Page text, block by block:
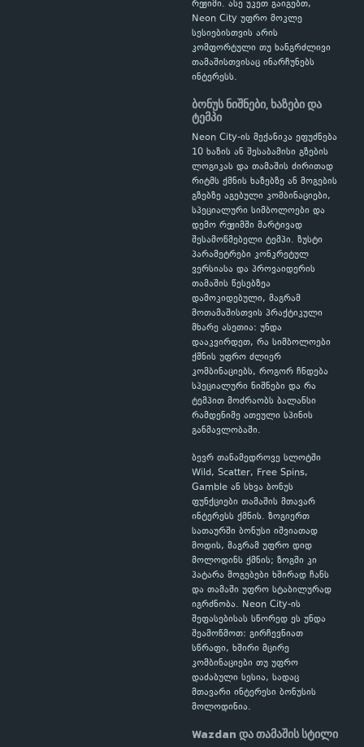
რეჟიმი. ასე უკეთ გაიგებთ,
Neon City უფრო მოკლე
სესიებისთვის არის
კომფორტული თუ ხანგრძლივი
თამაშისთვისაც ინარჩუნებს
ინტერესს.
ბონუს ნიშნები, ხაზები და
ტემპი
Neon City-ის მექანიკა ეფუძნება
10 ხაზის ან შესაბამისი გზების
ლოგიკას და თამაშის ძირითად
რიტმს ქმნის ხაზებზე ან მოგების
გზებზე აგებული კომბინაციები,
სპეციალური სიმბოლოები და
დემო რეჟიმში მარტივად
შესამოწმებელი ტემპი. ზუსტი
პარამეტრები კონკრეტულ
ვერსიასა და პროვაიდერის
თამაშის წესებზეა
დამოკიდებული, მაგრამ
მოთამაშისთვის პრაქტიკული
მხარე ასეთია: უნდა
დააკვირდეთ, რა სიმბოლოები
ქმნის უფრო ძლიერ
კომბინაციებს, როგორ ჩნდება
სპეციალური ნიშნები და რა
ტემპით მოძრაობს ბალანსი
რამდენიმე ათეული სპინის
განმავლობაში.
ბევრ თანამედროვე სლოტში
Wild, Scatter, Free Spins,
Gamble ან სხვა ბონუს
ფუნქციები თამაშის მთავარ
ინტერესს ქმნის. ზოგიერთ
სათაურში ბონუსი იშვიათად
მოდის, მაგრამ უფრო დიდ
მოლოდინს ქმნის; ზოგში კი
პატარა მოგებები ხშირად ჩანს
და თამაში უფრო სტაბილურად
იგრძნობა. Neon City-ის
შეფასებისას სწორედ ეს უნდა
შეამოწმოთ: გირჩევნიათ
სწრაფი, ხშირი მცირე
კომბინაციები თუ უფრო
დაძაბული სესია, სადაც
მთავარი ინტერესი ბონუსის
მოლოდინია.
Wazdan და თამაშის სტილი